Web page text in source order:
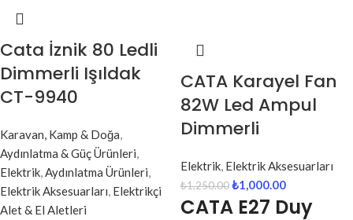
Cata İznik 80 Ledli
Dimmerli Işıldak
CT-9940
Karavan, Kamp & Doğa,
Aydınlatma & Güç Ürünleri,
Elektrik,Aydınlatma Ürünleri,
Elektrik Aksesuarları, Elektrikçi
Alet & El Aletleri
CATA Karayel Fan
82W Led Ampul
Dimmerli
Elektrik, Elektrik Aksesuarları
₺1,250.00₺1,000.00
CATA E27 Duy